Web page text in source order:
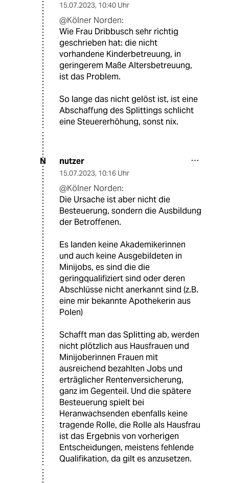
15.07.2023, 10:40 Uhr
@Kölner Norden:
Wie Frau Dribbusch sehr richtig
geschrieben hat: die nicht
vorhandene Kinderbetreuung, in
geringerem Maße Altersbetreuung,
ist das Problem.
So lange das nicht gelöst ist, ist eine
Abschaffung des Splittings schlicht
eine Steuererhöhung, sonst nix.
N nutzer
15.07.2023, 10:16 Uhr
@Kölner Norden:
Die Ursache ist aber nicht die
Besteuerung, sondern die Ausbildung
der Betroffenen.
Es landen keine Akademikerinnen
und auch keine Ausgebildeten in
Minijobs, es sind die die
geringqualifiziert sind oder deren
Abschlüsse nicht anerkannt sind (z.B.
eine mir bekannte Apothekerin aus
Polen)
Schafft man das Splitting ab, werden
nicht plötzlich aus Hausfrauen und
Minijoberinnen Frauen mit
ausreichend bezahlten Jobs und
erträglicher Rentenversicherung,
ganz im Gegenteil. Und die spätere
Besteuerung spielt bei
Heranwachsenden ebenfalls keine
tragende Rolle, die Rolle als Hausfrau
ist das Ergebnis von vorherigen
Entscheidungen, meistens fehlende
Qualifikation, da gilt es anzusetzen.